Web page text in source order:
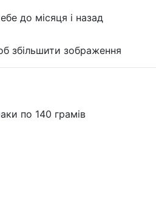
до місяця і назад
збільшити зображення
по 140 грамів